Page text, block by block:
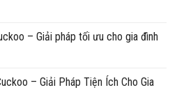
– Giải pháp tối ưu cho gia đình
– Giải Pháp Tiện Ích Cho Gia